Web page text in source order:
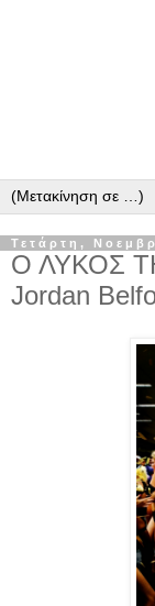
Τετάρτη,
Ο ΛΥΚΟΣ
Jordan